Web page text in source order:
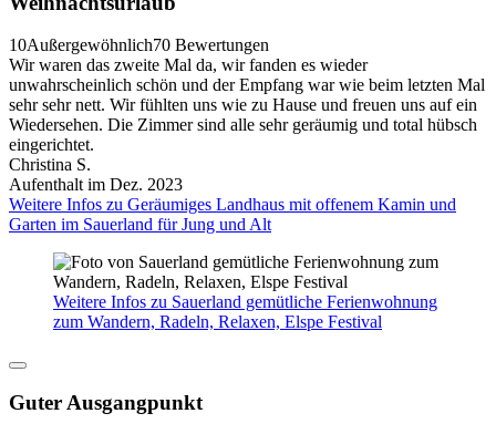
10Außergewöhnlich70 Bewertungen
Wir waren das zweite Mal da, wir fanden es wieder
unwahrscheinlich schön und der Empfang war wie beim letzten Mal
sehr sehr nett. Wir fühlten uns wie zu Hause und freuen uns auf ein
Wiedersehen. Die Zimmer sind alle sehr geräumig und total hübsch
eingerichtet.
Christina S.
Aufenthalt im Dez. 2023
Weitere Infos zu Geräumiges Landhaus mit offenem Kamin und
Garten im Sauerland für Jung und Alt
Weitere Infos zu Sauerland gemütliche Ferienwohnung
zum Wandern, Radeln, Relaxen, Elspe Festival
Guter Ausgangpunkt